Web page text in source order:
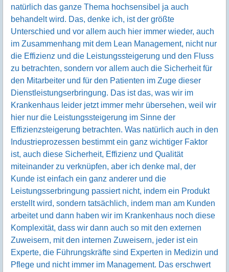
natürlich das ganze Thema hochsensibel ja auch
behandelt wird. Das, denke ich, ist der größte
Unterschied und vor allem auch hier immer wieder, auch
im Zusammenhang mit dem Lean Management, nicht nur
die Effizienz und die Leistungssteigerung und den Fluss
zu betrachten, sondern vor allem auch die Sicherheit für
den Mitarbeiter und für den Patienten im Zuge dieser
Dienstleistungserbringung. Das ist das, was wir im
Krankenhaus leider jetzt immer mehr übersehen, weil wir
hier nur die Leistungssteigerung im Sinne der
Effizienzsteigerung betrachten. Was natürlich auch in den
Industrieprozessen bestimmt ein ganz wichtiger Faktor
ist, auch diese Sicherheit, Effizienz und Qualität
miteinander zu verknüpfen, aber ich denke mal, der
Kunde ist einfach ein ganz anderer und die
Leistungsserbringung passiert nicht, indem ein Produkt
erstellt wird, sondern tatsächlich, indem man am Kunden
arbeitet und dann haben wir im Krankenhaus noch diese
Komplexität, dass wir dann auch so mit den externen
Zuweisern, mit den internen Zuweisern, jeder ist ein
Experte, die Führungskräfte sind Experten in Medizin und
Pflege und nicht immer im Management. Das erschwert